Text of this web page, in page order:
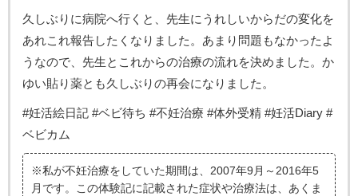
久しぶりに病院へ行くと、先生にうれしいからだの変化を
あれこれ報告したくなりました。あまり問題もなかったよ
うなので、先生とこれからの治療の流れを決めました。か
ゆい貼り薬とも久しぶりの再会になりました。
#妊活絵日記 #ベビ待ち #不妊治療 #体外受精 #妊活Diary #
ベビカム
※私が不妊治療をしていた期間は、2007年9月～2016年5
月です。この体験記に記載された症状や治療法は、あくま